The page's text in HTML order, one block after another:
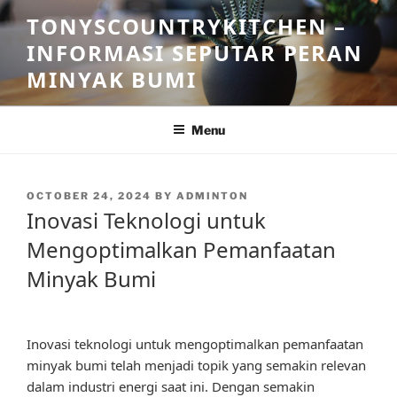
Skip
to
content
TONYSCOUNTRYKITCHEN –
INFORMASI SEPUTAR PERAN
MINYAK BUMI
Menu
POSTED
OCTOBER 24, 2024 BY ADMINTON
Inovasi Teknologi untuk
Mengoptimalkan Pemanfaatan
Minyak Bumi
Inovasi teknologi untuk mengoptimalkan pemanfaatan
minyak bumi telah menjadi topik yang semakin relevan
dalam industri energi saat ini. Dengan semakin